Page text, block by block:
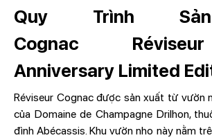
Quy Trình
Cognac
Anniversary Limited
Réviseur Cognac được sản xuất từ vườn
của Domaine de Champagne Drilhon,
đình Abécassis. Khu vườn nho này nằm